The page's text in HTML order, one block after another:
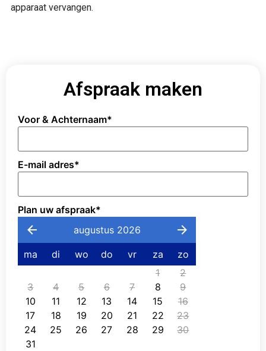
apparaat vervangen.
Afspraak maken
Voor & Achternaam*
E-mail adres*
Plan uw afspraak*
augustus 2026
ma di wo do vr za
zo
1
2
3
4 5 6 7 8
9
10
11 12 13 14 15
16
17
18 19 20 21 22
23
24
25 26 27 28 29
30
31